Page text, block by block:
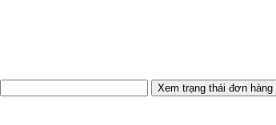
Xem trạng thái đơn hàng